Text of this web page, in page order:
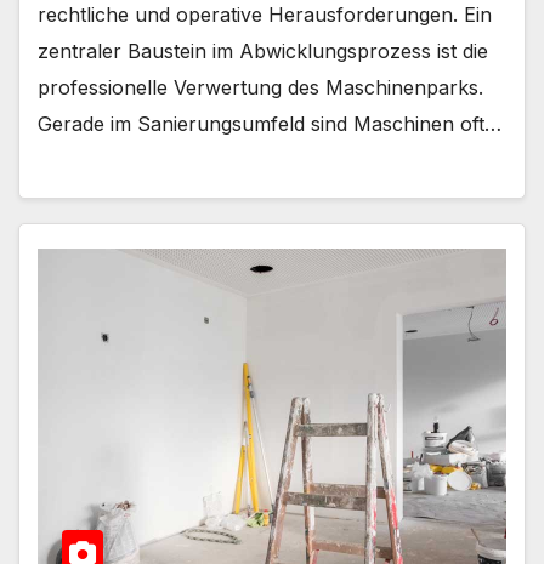
rechtliche und operative Herausforderungen. Ein
zentraler Baustein im Abwicklungsprozess ist die
professionelle Verwertung des Maschinenparks.
Gerade im Sanierungsumfeld sind Maschinen oft…